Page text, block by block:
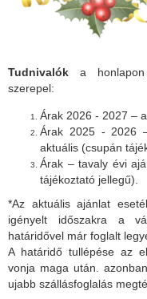
Tudnivalók a honlapon
szerepel:
Árak 2026 - 2027 –
Árak 2025 - 2026
aktuális (csupán
Árak – tavaly évi
tájékoztató jellegű).
*Az aktuális ajánlat
igényelt időszakra a
határidővel már foglalt
A határidő tullépése az
vonja maga után.
ujabb szállásfoglalás